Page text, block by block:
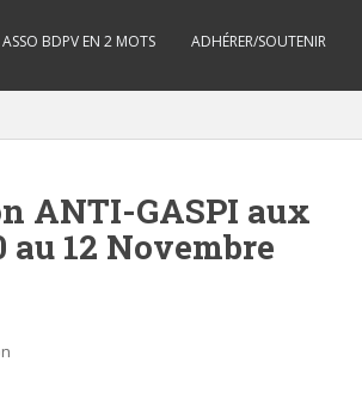
ASSO BDPV EN 2 MOTS ADHÉRER/SOUTENIR
ANTI-GASPI aux
12 Novembre